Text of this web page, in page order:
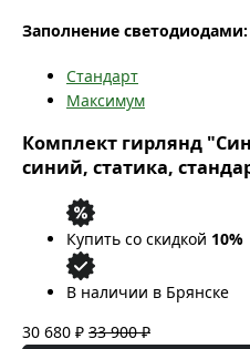
Заполнение светодиодами:
Стандарт
Максимум
Комплект гирлянд
синий, статика,
Купить со скидкой 10%
В наличии в Брянске
30 680 ₽ 33 900 ₽